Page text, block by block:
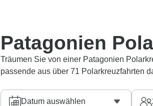
Patagonien
Träumen Sie von einer Patagonien
passende aus über 71 Polarkreuzfahrten
Datum auswählen